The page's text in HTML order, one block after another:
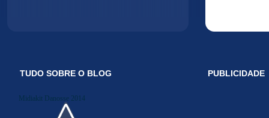
TUDO SOBRE O BLOG
Midiakit Danosse 2014
PUBLICIDADE